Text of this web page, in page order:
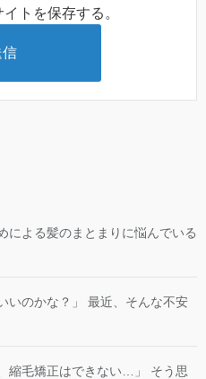
トを保存する。
による髪のまとまりに悩んでいる
いのかな？」 最近、そんな不安
縮毛矯正はできない…」 そう思